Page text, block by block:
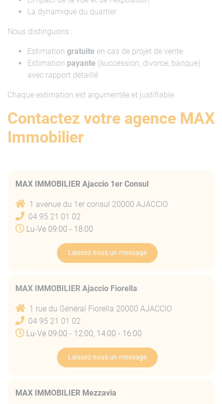
La dynamique du quartier
Nous distinguons :
Estimation gratuite en cas de projet de vente
Estimation payante (succession, divorce, banque)
avec rapport détaillé
Chaque estimation est argumentée et justifiable.
Contactez votre agence MAX
Immobilier
MAX IMMOBILIER Ajaccio 1er Consul
1 avenue du 1er consul 20000 AJACCIO
04 95 21 01 02
Lu-Ve 09:00 - 18:00
Laissez nous un message
MAX IMMOBILIER Ajaccio Fiorella
1 rue du Général Fiorella 20000 AJACCIO
04 95 21 01 02
Lu-Ve 09:00 - 12:00, 14:00 - 16:00
Laissez nous un message
MAX IMMOBILIER Mezzavia